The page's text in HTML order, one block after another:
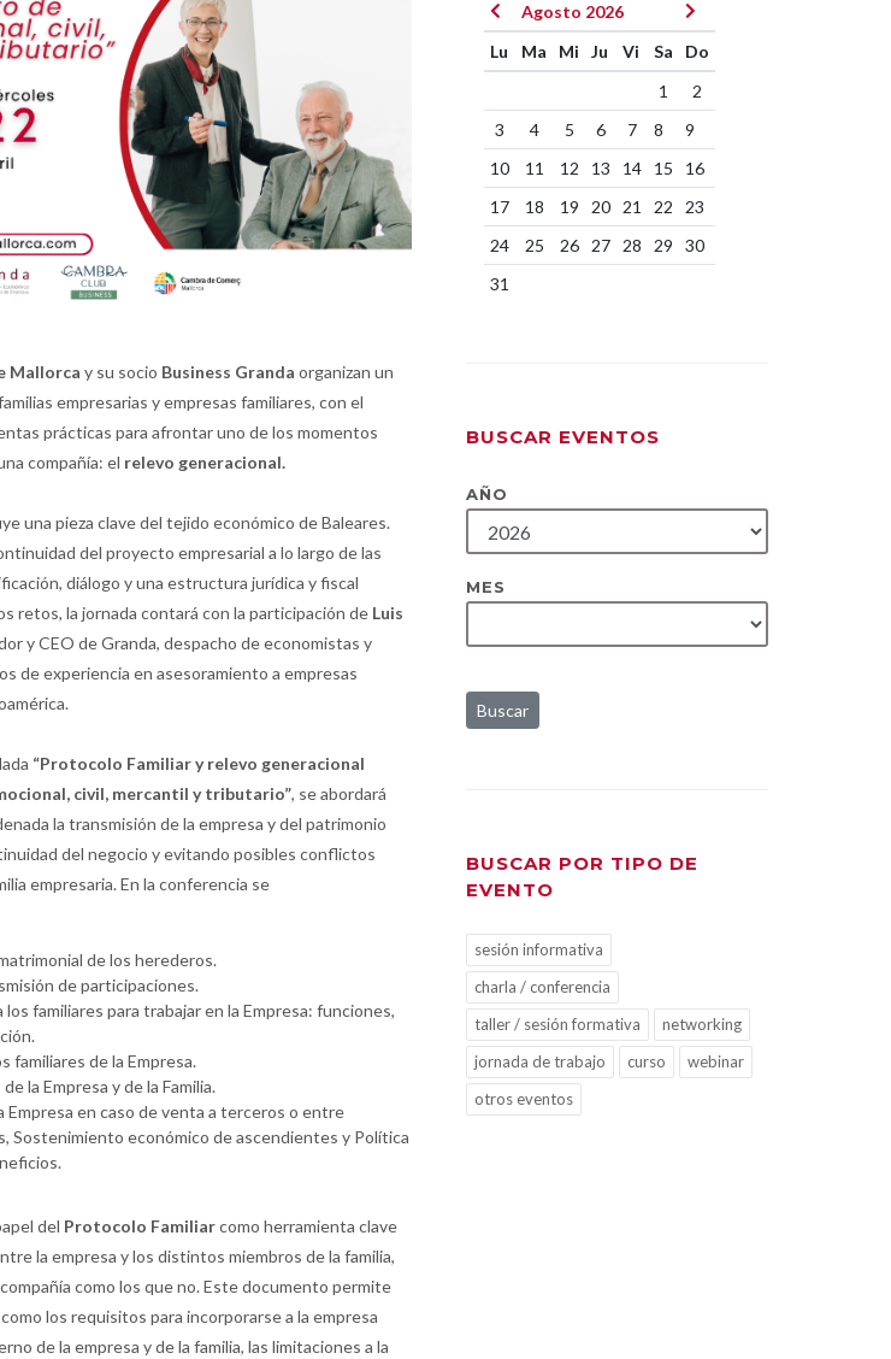
Mallorca y su socio Business Granda organizan un
empresarias y empresas familiares, con el
prácticas para afrontar uno de los momentos
compañía: el relevo generacional.
una pieza clave del tejido económico de Baleares.
del proyecto empresarial a lo largo de las
diálogo y una estructura jurídica y fiscal
retos, la jornada contará con la participación de Luis
y CEO de Granda, despacho de economistas y
de experiencia en asesoramiento a empresas
“Protocolo Familiar y relevo generacional
civil, mercantil y tributario”, se abordará
la transmisión de la empresa y del patrimonio
del negocio y evitando posibles conflictos
empresaria.En la conferencia se
de los herederos.
de participaciones.
familiares para trabajar en la Empresa: funciones,
familiares de la Empresa.
la Empresa y de la Familia.
Empresa en caso de venta a terceros o entre
Sostenimiento económico de ascendientes y Política
del Protocolo Familiarcomo herramienta clave
la empresa y los distintos miembros de la familia,
como los que no. Este documento permite
los requisitos para incorporarse a la empresa
de la empresa y de la familia, las limitaciones a la
Agosto 2026
Lu
Ma Mi Ju Vi Sa
Do
1
2
3
4 5 6 7 8
9
10
11 12 13 14 15
16
17
18 19 20 21 22
23
24
25 26 27 28 29
30
31
BUSCAR EVENTOS
AÑO
MES
Buscar
BUSCAR POR TIPO DE
EVENTO
sesión informativa
charla / conferencia
taller / sesión formativa
networking
jornada de trabajo
curso
webinar
otros eventos